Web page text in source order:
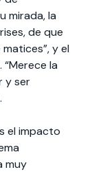
mirada, la
de que
y el
la
y ser
el impacto
muy